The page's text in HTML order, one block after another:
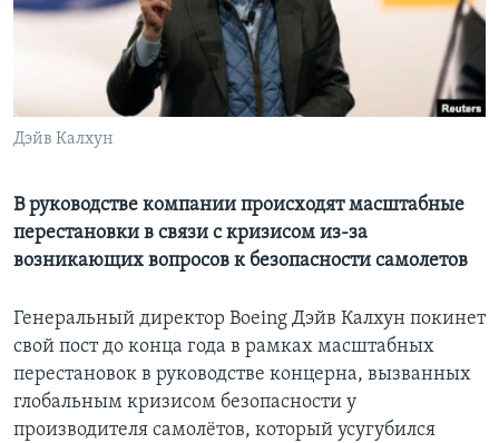
Learning English
СОЦИАЛЬНЫЕ СЕТИ
Языки
Дэйв Калхун
В руководстве компании происходят масштабные
перестановки в связи с кризисом из-за
возникающих вопросов к безопасности самолетов
Генеральный директор Boeing Дэйв Калхун покинет
свой пост до конца года в рамках масштабных
перестановок в руководстве концерна, вызванных
глобальным кризисом безопасности у
производителя самолётов, который усугубился